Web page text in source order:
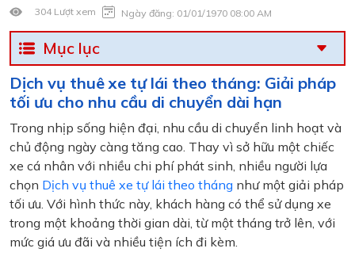
304 Lượt xem Ngày đăng: 01/01/1970 08:00 AM
Mục lục
Dịch vụ thuê xe tự lái theo tháng: Giải pháp
tối ưu cho nhu cầu di chuyển dài hạn
Trong nhịp sống hiện đại, nhu cầu di chuyển linh hoạt và
chủ động ngày càng tăng cao. Thay vì sở hữu một chiếc
xe cá nhân với nhiều chi phí phát sinh, nhiều người lựa
chọn Dịch vụ thuê xe tự lái theo tháng như một giải pháp
tối ưu. Với hình thức này, khách hàng có thể sử dụng xe
trong một khoảng thời gian dài, từ một tháng trở lên, với
mức giá ưu đãi và nhiều tiện ích đi kèm.